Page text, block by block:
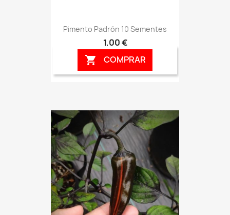
Pimento Padrón 10 Sementes
1,00 €
 COMPRAR